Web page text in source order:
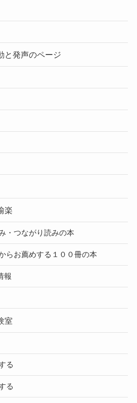
と発声のページ
楽
・つながり読みの本
らお薦めする１００冊の本
報
室
る
る